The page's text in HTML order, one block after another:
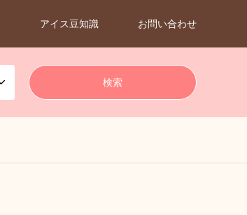
アイス豆知識 お問い合わせ